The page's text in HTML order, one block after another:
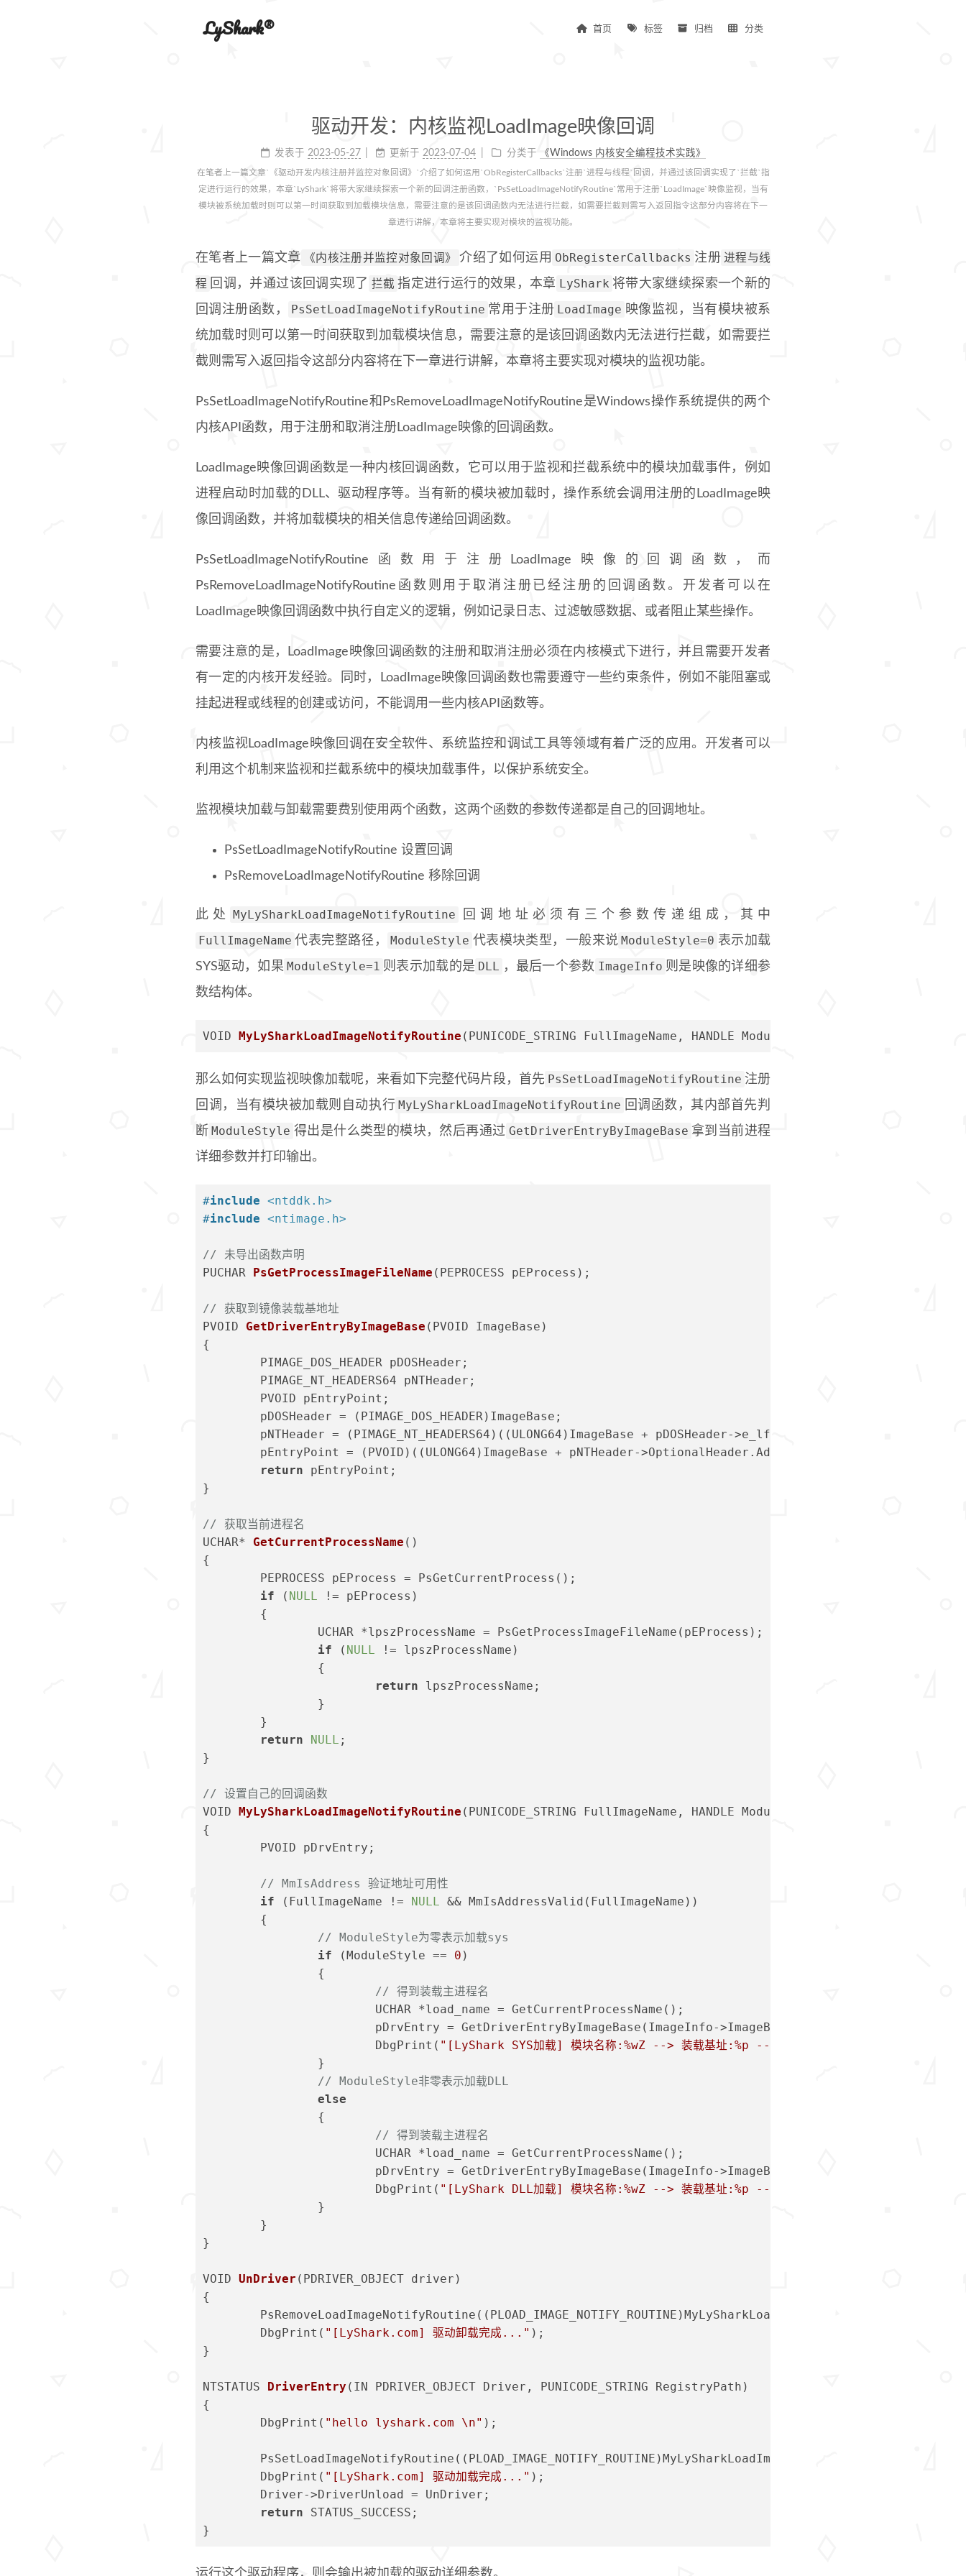
LyShark® 首页 标签 归档 分类
驱动开发：内核监视LoadImage映像回调
发表于 2023-05-27 更新于 2023-07-04 分类于 《Windows 内核安全编程技术实践》
在笔者上一篇文章`《驱动开发内核注册并监控对象回调》`介绍了如何运用`ObRegisterCallbacks`注册`进程与线程`回调，并通过该回调实现了`拦截`指
定进行运行的效果，本章`LyShark`将带大家继续探索一个新的回调注册函数，`PsSetLoadImageNotifyRoutine`常用于注册`LoadImage`映像监视，当有
模块被系统加载时则可以第一时间获取到加载模块信息，需要注意的是该回调函数内无法进行拦截，如需要拦截则需写入返回指令这部分内容将在下一
章进行讲解，本章将主要实现对模块的监视功能。
在笔者上一篇文章 《内核注册并监控对象回调》 介绍了如何运用 ObRegisterCallbacks 注册 进程与线
程 回调，并通过该回调实现了 拦截 指定进行运行的效果，本章 LyShark 将带大家继续探索一个新的
回调注册函数，
PsSetLoadImageNotifyRoutine 常用于注册 LoadImage 映像监视，当有模块被系
统加载时则可以第一时间获取到加载模块信息，需要注意的是该回调函数内无法进行拦截，如需要拦
截则需写入返回指令这部分内容将在下一章进行讲解，本章将主要实现对模块的监视功能。
PsSetLoadImageNotifyRoutine和PsRemoveLoadImageNotifyRoutine是Windows操作系统提供的两个
内核API函数，用于注册和取消注册LoadImage映像的回调函数。
LoadImage映像回调函数是一种内核回调函数，它可以用于监视和拦截系统中的模块加载事件，例如
进程启动时加载的DLL、驱动程序等。当有新的模块被加载时，操作系统会调用注册的LoadImage映
像回调函数，并将加载模块的相关信息传递给回调函数。
PsSetLoadImageNotifyRoutine函数用于注册LoadImage映像的回调函数，而
PsRemoveLoadImageNotifyRoutine函数则用于取消注册已经注册的回调函数。开发者可以在
LoadImage映像回调函数中执行自定义的逻辑，例如记录日志、过滤敏感数据、或者阻止某些操作。
需要注意的是，LoadImage映像回调函数的注册和取消注册必须在内核模式下进行，并且需要开发者
有一定的内核开发经验。同时，LoadImage映像回调函数也需要遵守一些约束条件，例如不能阻塞或
挂起进程或线程的创建或访问，不能调用一些内核API函数等。
内核监视LoadImage映像回调在安全软件、系统监控和调试工具等领域有着广泛的应用。开发者可以
利用这个机制来监视和拦截系统中的模块加载事件，以保护系统安全。
监视模块加载与卸载需要费别使用两个函数，这两个函数的参数传递都是自己的回调地址。
PsSetLoadImageNotifyRoutine 设置回调
PsRemoveLoadImageNotifyRoutine 移除回调
此处 MyLySharkLoadImageNotifyRoutine 回调地址必须有三个参数传递组成，其中
FullImageName 代表完整路径， ModuleStyle 代表模块类型，一般来说 ModuleStyle=0 表示加载
SYS驱动，如果 ModuleStyle=1 则表示加载的是 DLL ，最后一个参数 ImageInfo 则是映像的详细参
数结构体。
VOID MyLySharkLoadImageNotifyRoutine (PUNICODE_STRING FullImageName, HANDLE ModuleStyle, PIMAGE_INFO
那么如何实现监视映像加载呢，来看如下完整代码片段，首先 PsSetLoadImageNotifyRoutine 注册
回调，当有模块被加载则自动执行 MyLySharkLoadImageNotifyRoutine 回调函数，其内部首先判
断 ModuleStyle 得出是什么类型的模块，然后再通过 GetDriverEntryByImageBase 拿到当前进程
详细参数并打印输出。
#include <ntddk.h>
#include <ntimage.h>
// 未导出函数声明
PUCHAR PsGetProcessImageFileName (PEPROCESS pEProcess) ;
// 获取到镜像装载基地址
PVOID GetDriverEntryByImageBase (PVOID ImageBase)
{
	PIMAGE_DOS_HEADER pDOSHeader;
	PIMAGE_NT_HEADERS64 pNTHeader;
	PVOID pEntryPoint;
	pDOSHeader = (PIMAGE_DOS_HEADER)ImageBase;
	pNTHeader = (PIMAGE_NT_HEADERS64)((ULONG64)ImageBase + pDOSHeader->e_lfanew);
	pEntryPoint = (PVOID)((ULONG64)ImageBase + pNTHeader->OptionalHeader.AddressOfEntryPoint);
return pEntryPoint;
}
// 获取当前进程名
UCHAR* GetCurrentProcessName ()
{
	PEPROCESS pEProcess = PsGetCurrentProcess();
if ( NULL != pEProcess)
	{
		UCHAR *lpszProcessName = PsGetProcessImageFileName(pEProcess);
if ( NULL != lpszProcessName)
		{
return lpszProcessName;
		}
	}
return
NULL ;
}
// 设置自己的回调函数
VOID MyLySharkLoadImageNotifyRoutine (PUNICODE_STRING FullImageName, HANDLE ModuleStyle, PIMAGE_INFO
{
	PVOID pDrvEntry;
// MmIsAddress 验证地址可用性
if (FullImageName != NULL && MmIsAddressValid(FullImageName))
	{
// ModuleStyle为零表示加载sys
if (ModuleStyle == 0 )
		{
// 得到装载主进程名
			UCHAR *load_name = GetCurrentProcessName();
			pDrvEntry = GetDriverEntryByImageBase(ImageInfo->ImageBase);
			DbgPrint(
"[LyShark SYS加载] 模块名称:%wZ --> 装载基址:%p --> 镜像长度: %d --> 装载主进
		}
// ModuleStyle非零表示加载DLL
else
		{
// 得到装载主进程名
			UCHAR *load_name = GetCurrentProcessName();
			pDrvEntry = GetDriverEntryByImageBase(ImageInfo->ImageBase);
			DbgPrint(
"[LyShark DLL加载] 模块名称:%wZ --> 装载基址:%p --> 镜像长度: %d --> 装载主进
		}
	}
}
VOID UnDriver (PDRIVER_OBJECT driver)
{
	PsRemoveLoadImageNotifyRoutine((PLOAD_IMAGE_NOTIFY_ROUTINE)MyLySharkLoadImageNotifyRoutine);
	DbgPrint(
"[LyShark.com] 驱动卸载完成..." );
}
NTSTATUS DriverEntry (IN PDRIVER_OBJECT Driver, PUNICODE_STRING RegistryPath)
{
	DbgPrint(
"hello lyshark.com \n" );
	PsSetLoadImageNotifyRoutine((PLOAD_IMAGE_NOTIFY_ROUTINE)MyLySharkLoadImageNotifyRoutine);
	DbgPrint(
"[LyShark.com] 驱动加载完成..." );
	Driver->DriverUnload = UnDriver;
return STATUS_SUCCESS;
}